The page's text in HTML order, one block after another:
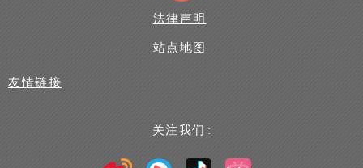
法律声明
站点地图
友情链接
关注我们 :